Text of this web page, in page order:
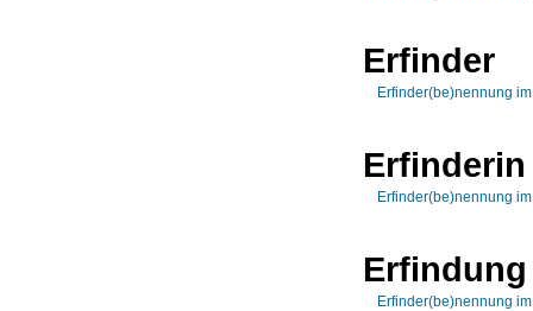
Erfinder
Erfinder(be)nennung
Erfinderin
Erfinder(be)nennung
Erfindung
Erfinder(be)nennung